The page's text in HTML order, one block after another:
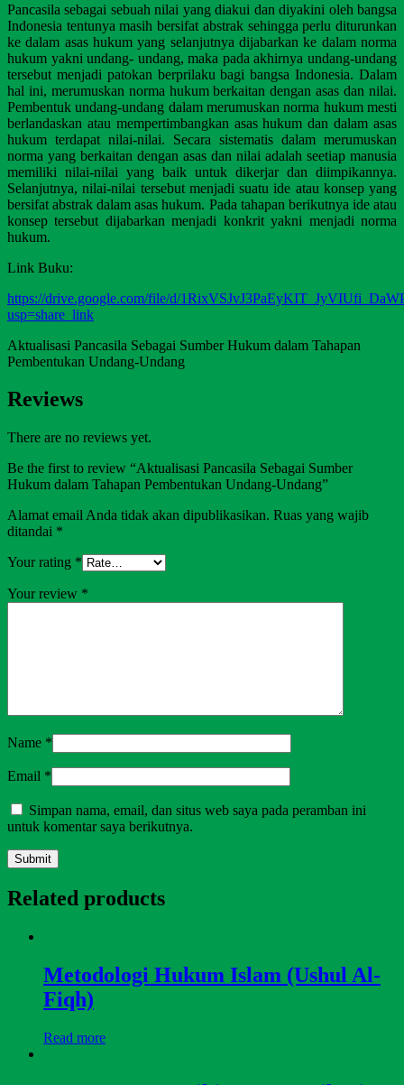
Pancasila sebagai sebuah nilai yang diakui dan diyakini oleh bangsa
Indonesia tentunya masih bersifat abstrak sehingga perlu diturunkan
ke dalam asas hukum yang selanjutnya dijabarkan ke dalam norma
hukum yakni undang- undang, maka pada akhirnya undang-undang
tersebut menjadi patokan berprilaku bagi bangsa Indonesia. Dalam
hal ini, merumuskan norma hukum berkaitan dengan asas dan nilai.
Pembentuk undang-undang dalam merumuskan norma hukum mesti
berlandaskan atau mempertimbangkan asas hukum dan dalam asas
hukum terdapat nilai-nilai. Secara sistematis dalam merumuskan
norma yang berkaitan dengan asas dan nilai adalah seetiap manusia
memiliki nilai-nilai yang baik untuk dikerjar dan diimpikannya.
Selanjutnya, nilai-nilai tersebut menjadi suatu ide atau konsep yang
bersifat abstrak dalam asas hukum. Pada tahapan berikutnya ide atau
konsep tersebut dijabarkan menjadi konkrit yakni menjadi norma
hukum.
Link Buku:
https://drive.google.com/file/d/
usp=share_link
Aktualisasi Pancasila Sebagai Sumber Hukum dalam Tahapan
Pembentukan Undang-Undang
Reviews
There are no reviews yet.
Be the first to review “Aktualisasi Pancasila Sebagai Sumber
Hukum dalam Tahapan Pembentukan Undang-Undang”
Alamat email Anda tidak akan dipublikasikan. Ruas yang wajib
ditandai *
Your rating *
Your review *
Name *
Email *
Simpan nama, email, dan situs web saya pada peramban ini
untuk komentar saya berikutnya.
Related products
Metodologi Hukum Islam (Ushul Al-
Fiqh)
Read more